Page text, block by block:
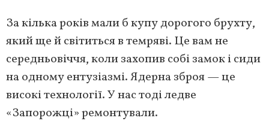
За кілька років мали б купу дорогого брухту,
який ще й світиться в темряві. Це вам не
середньовіччя, коли захопив собі замок і сиди
на одному ентузіазмі. Ядерна зброя — це
високі технології. У нас тоді ледве
«Запорожці» ремонтували.